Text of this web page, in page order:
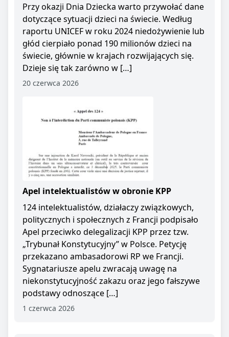
Przy okazji Dnia Dziecka warto przywołać dane
dotyczące sytuacji dzieci na świecie. Według
raportu UNICEF w roku 2024 niedożywienie lub
głód cierpiało ponad 190 milionów dzieci na
świecie, głównie w krajach rozwijających się.
Dzieje się tak zarówno w […]
20 czerwca 2026
Apel intelektualistów w obronie KPP
124 intelektualistów, działaczy związkowych,
politycznych i społecznych z Francji podpisało
Apel przeciwko delegalizacji KPP przez tzw.
„Trybunał Konstytucyjny” w Polsce. Petycję
przekazano ambasadorowi RP we Francji.
Sygnatariusze apelu zwracają uwagę na
niekonstytucyjność zakazu oraz jego fałszywe
podstawy odnoszące […]
1 czerwca 2026